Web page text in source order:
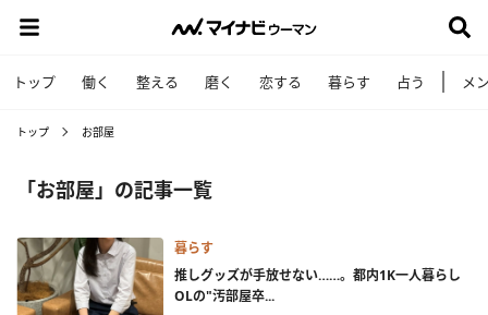
トップ 働く 整える 磨く 恋する 暮らす 占う メ
トップ お部屋
「お部屋」の記事一覧
暮らす
推しグッズが手放せない……。都内1K一人暮らし
OLの"汚部屋卒...